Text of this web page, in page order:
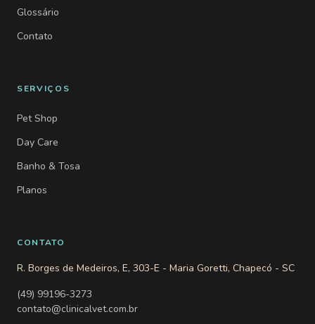
Glossário
Contato
SERVIÇOS
Pet Shop
Day Care
Banho & Tosa
Planos
CONTATO
R. Borges de Medeiros, E, 303-E - Maria Goretti, Chapecó - SC
(49) 99196-3273
contato@clinicalvet.com.br